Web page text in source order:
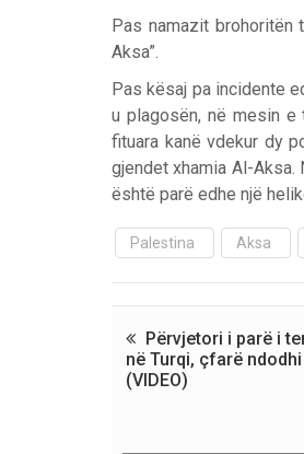
Pas namazit brohoritën
Aksa”.
Pas kësaj pa incidente
u plagosën, në mesin
fituara kanë vdekur dy
gjendet xhamia Al-
është parë edhe një
Palestina Aksa
Përvjetori i parë i
në Turqi, çfarë
(VIDEO)